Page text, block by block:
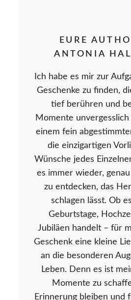
EURE
ANTONIA
Ich habe es mir zur
Geschenke zu finden,
tief berühren und
Momente
einem fein
die einzigartigen
Wünsche jedes
es immer wieder,
zu entdecken, das
schlagen lässt. Ob
Geburtstage,
Jubiläen handelt – für
Geschenk eine kleine
an die besonderen
Leben. Denn es ist
Momente zu
Erinnerung bleiben und